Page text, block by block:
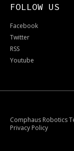
FOLLOW US
Facebook
Twitter
RSS
Youtube
Comphaus Robotics
Privacy Policy